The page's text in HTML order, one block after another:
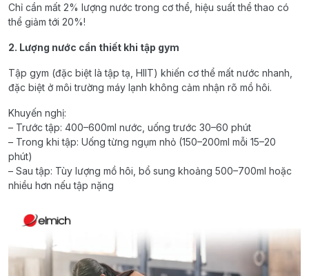
Chỉ cần mất 2% lượng nước trong cơ thể, hiệu suất thể thao có
thể giảm tới 20%!
2. Lượng nước cần thiết khi tập gym
Tập gym (đặc biệt là tập tạ, HIIT) khiến cơ thể mất nước nhanh,
đặc biệt ở môi trường máy lạnh không cảm nhận rõ mồ hôi.
Khuyến nghị:
– Trước tập: 400–600ml nước, uống trước 30–60 phút
– Trong khi tập: Uống từng ngụm nhỏ (150–200ml mỗi 15–20
phút)
– Sau tập: Tùy lượng mồ hôi, bổ sung khoảng 500–700ml hoặc
nhiều hơn nếu tập nặng